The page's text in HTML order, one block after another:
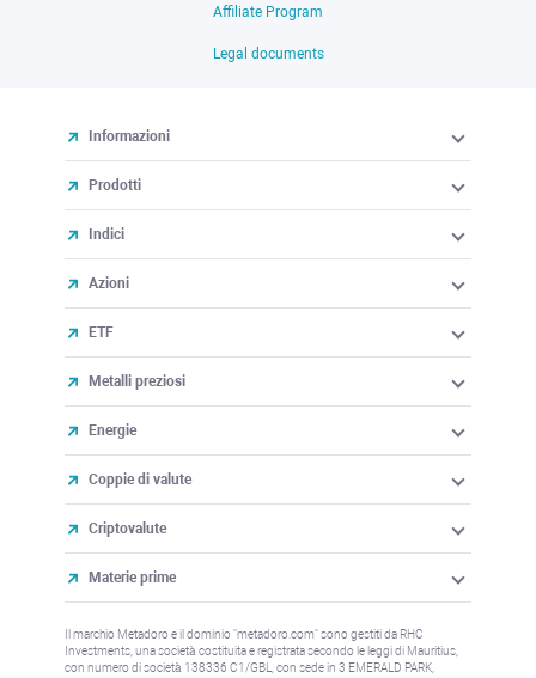
Affiliate Program
Legal documents
Informazioni
Prodotti
Indici
Azioni
ETF
Metalli preziosi
Energie
Coppie di valute
Criptovalute
Materie prime
Il marchio Metadoro e il dominio "metadoro.com" sono gestiti da RHC
Investments, una società costituita e registrata secondo le leggi di Mauritius,
con numero di società 138336 C1/GBL, con sede in 3 EMERALD PARK,